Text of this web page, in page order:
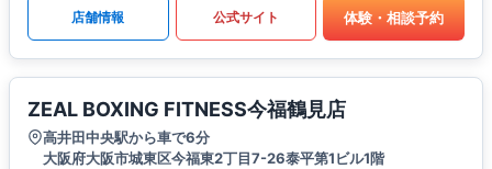
店舗情報 公式サイト 体験・相談予約
ZEAL BOXING FITNESS今福鶴見店
高井田中央駅から車で6分
大阪府大阪市城東区今福東2丁目7-26泰平第1ビル1階